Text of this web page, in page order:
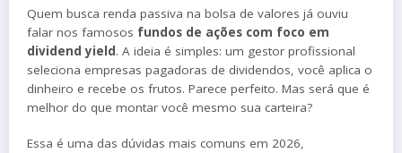
Quem busca renda passiva na bolsa de valores já ouviu
falar nos famosos fundos de ações com foco em
dividend yield. A ideia é simples: um gestor profissional
seleciona empresas pagadoras de dividendos, você aplica o
dinheiro e recebe os frutos. Parece perfeito. Mas será que é
melhor do que montar você mesmo sua carteira?
Essa é uma das dúvidas mais comuns em 2026,